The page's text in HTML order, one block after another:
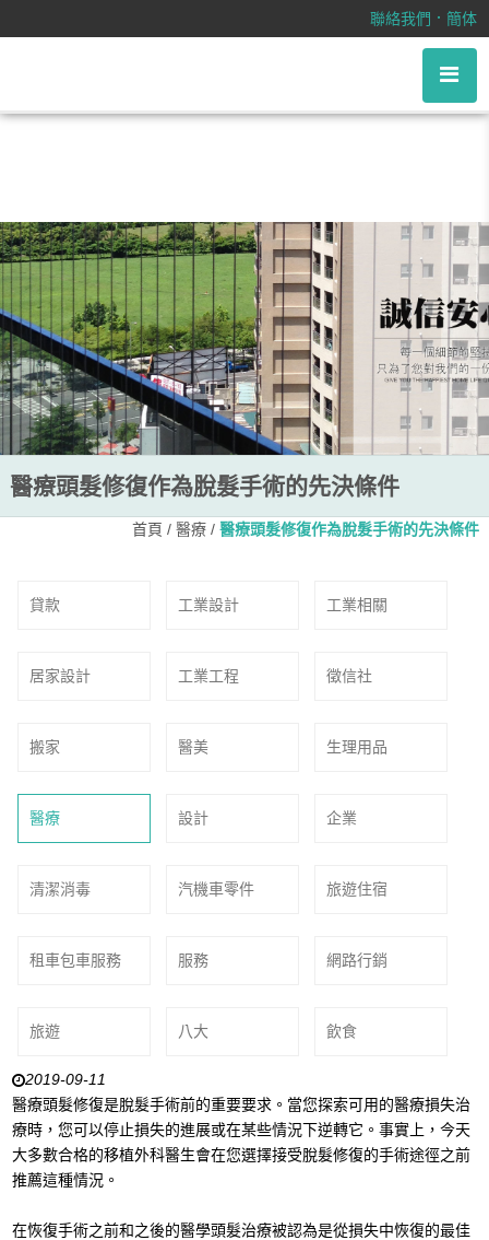
聯絡我們 ． 簡体
醫療頭髮修復作為脫髮手術的先決條
醫療頭髮修復作為脫髮手術的先決條件
首頁 /醫療/醫療頭髮修復作為脫髮手術的先決條件
貸款 工業設計 工業相關
居家設計 工業工程 徵信社
搬家 醫美 生理用品
醫療 設計 企業
清潔消毒 汽機車零件 旅遊住宿
租車包車服務 服務 網路行銷
旅遊 八大 飲食
2019-09-11
醫療頭髮修復是脫髮手術前的重要要求。當您探索可用的醫療損失治
療時，您可以停止損失的進展或在某些情況下逆轉它。事實上，今天
大多數合格的移植外科醫生會在您選擇接受脫髮修復的手術途徑之前
推薦這種情況。
在恢復手術之前和之後的醫學頭髮治療被認為是從損失中恢復的最佳